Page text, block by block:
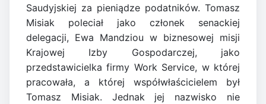
Saudyjskiej za pieniądze podatników. Tomasz
Misiak poleciał jako członek senackiej
delegacji, Ewa Mandziou w biznesowej misji
Krajowej Izby Gospodarczej, jako
przedstawicielka firmy Work Service, w której
pracowała, a której współwłaścicielem był
Tomasz Misiak. Jednak jej nazwisko nie